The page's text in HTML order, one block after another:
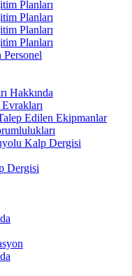
Planları
Planları
Planları
Planları
Hakkında
Edilen Ekipmanlar
Kalp Dergisi
Dergisi